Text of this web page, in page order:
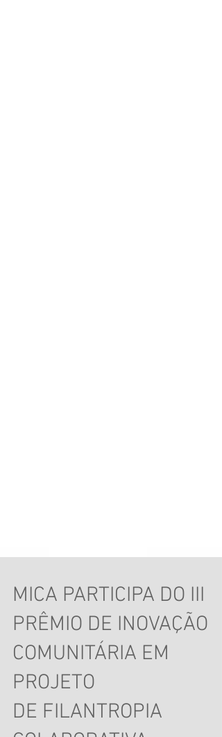
MICA PARTICIPA DO III
PRÊMIO DE INOVAÇÃO
COMUNITÁRIA EM
PROJETO